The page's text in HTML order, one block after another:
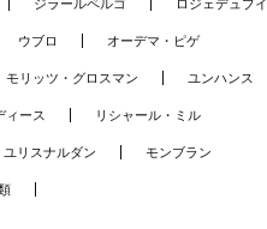
ジラールペルゴ ロジェデュブイ
ウブロ オーデマ・ピゲ
モリッツ・グロスマン ユンハンス
ィース リシャール・ミル
ユリスナルダン モンブラン